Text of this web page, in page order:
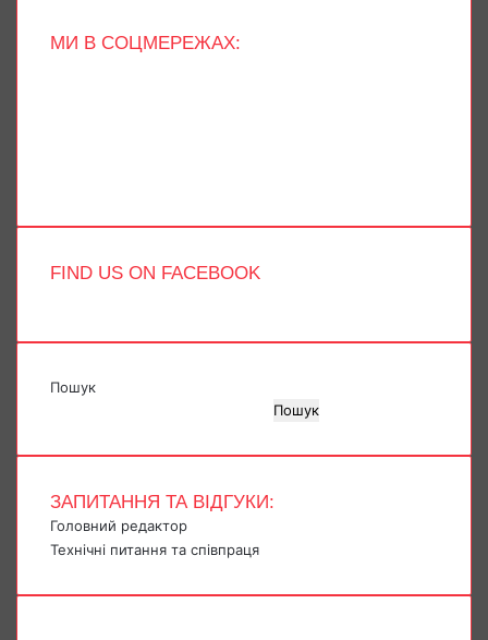
МИ В СОЦМЕРЕЖАХ:
FIND US ON FACEBOOK
Пошук
Пошук
ЗАПИТАННЯ ТА ВІДГУКИ:
Головний редактор
Технічні питання та співпраця